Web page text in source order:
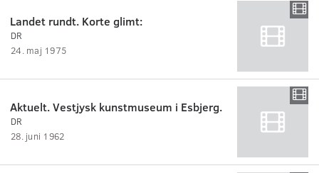
Landet rundt. Korte glimt:
DR
24. maj 1975
Aktuelt. Vestjysk kunstmuseum i Esbjerg.
DR
28. juni 1962